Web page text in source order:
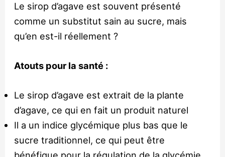
Le sirop d’agave est souvent présenté
comme un substitut sain au sucre, mais
qu’en est-il réellement ?
Atouts pour la santé :
Le sirop d’agave est extrait de la plante
d’agave, ce qui en fait un produit naturel
Il a un indice glycémique plus bas que le
sucre traditionnel, ce qui peut être